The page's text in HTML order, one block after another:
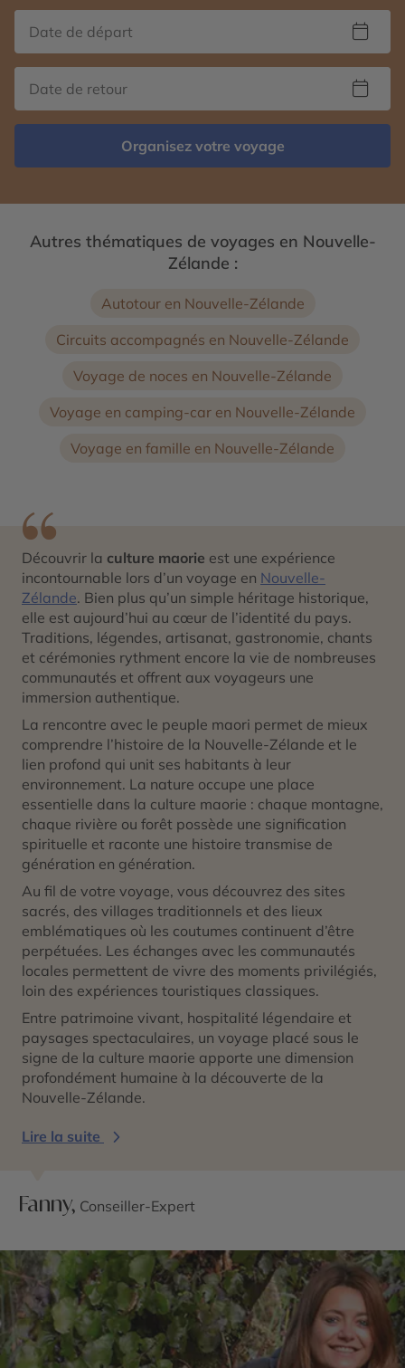
Organisez votre voyage
Autres thématiques de voyages en Nouvelle-
Zélande :
Autotour en Nouvelle-Zélande
Circuits accompagnés en Nouvelle-Zélande
Voyage de noces en Nouvelle-Zélande
Voyage en camping-car en Nouvelle-Zélande
Voyage en famille en Nouvelle-Zélande
Découvrir la culture maorie est une expérience
incontournable lors d’un voyage en Nouvelle-
Zélande. Bien plus qu’un simple héritage historique,
elle est aujourd’hui au cœur de l’identité du pays.
Traditions, légendes, artisanat, gastronomie, chants
et cérémonies rythment encore la vie de nombreuses
communautés et offrent aux voyageurs une
immersion authentique.
La rencontre avec le peuple maori permet de mieux
comprendre l’histoire de la Nouvelle-Zélande et le
lien profond qui unit ses habitants à leur
environnement. La nature occupe une place
essentielle dans la culture maorie : chaque montagne,
chaque rivière ou forêt possède une signification
spirituelle et raconte une histoire transmise de
génération en génération.
Au fil de votre voyage, vous découvrez des sites
sacrés, des villages traditionnels et des lieux
emblématiques où les coutumes continuent d’être
perpétuées. Les échanges avec les communautés
locales permettent de vivre des moments privilégiés,
loin des expériences touristiques classiques.
Entre patrimoine vivant, hospitalité légendaire et
paysages spectaculaires, un voyage placé sous le
signe de la culture maorie apporte une dimension
profondément humaine à la découverte de la
Nouvelle-Zélande.
Lire la suite
Fanny, Conseiller-Expert